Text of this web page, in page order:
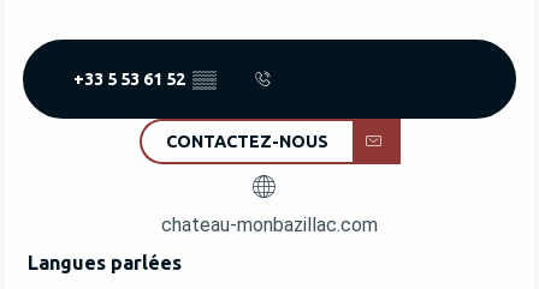
+33 5 53 61 52 ▒▒
CONTACTEZ-NOUS
chateau-monbazillac.com
Langues parlées
Langues parlées